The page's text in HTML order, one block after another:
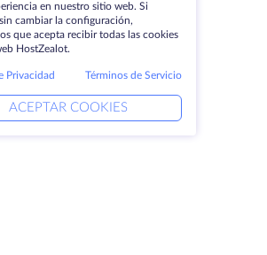
en nuestro sitio web. Si
cambiar la configuración,
que acepta recibir todas las cookies
HostZealot.
Privacidad Términos de Servicio
ACEPTAR COOKIES